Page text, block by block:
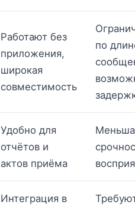
Работают без
приложения,
широкая
совместимость
по
Удобно для
отчётов и
актов приёма
Интеграция в